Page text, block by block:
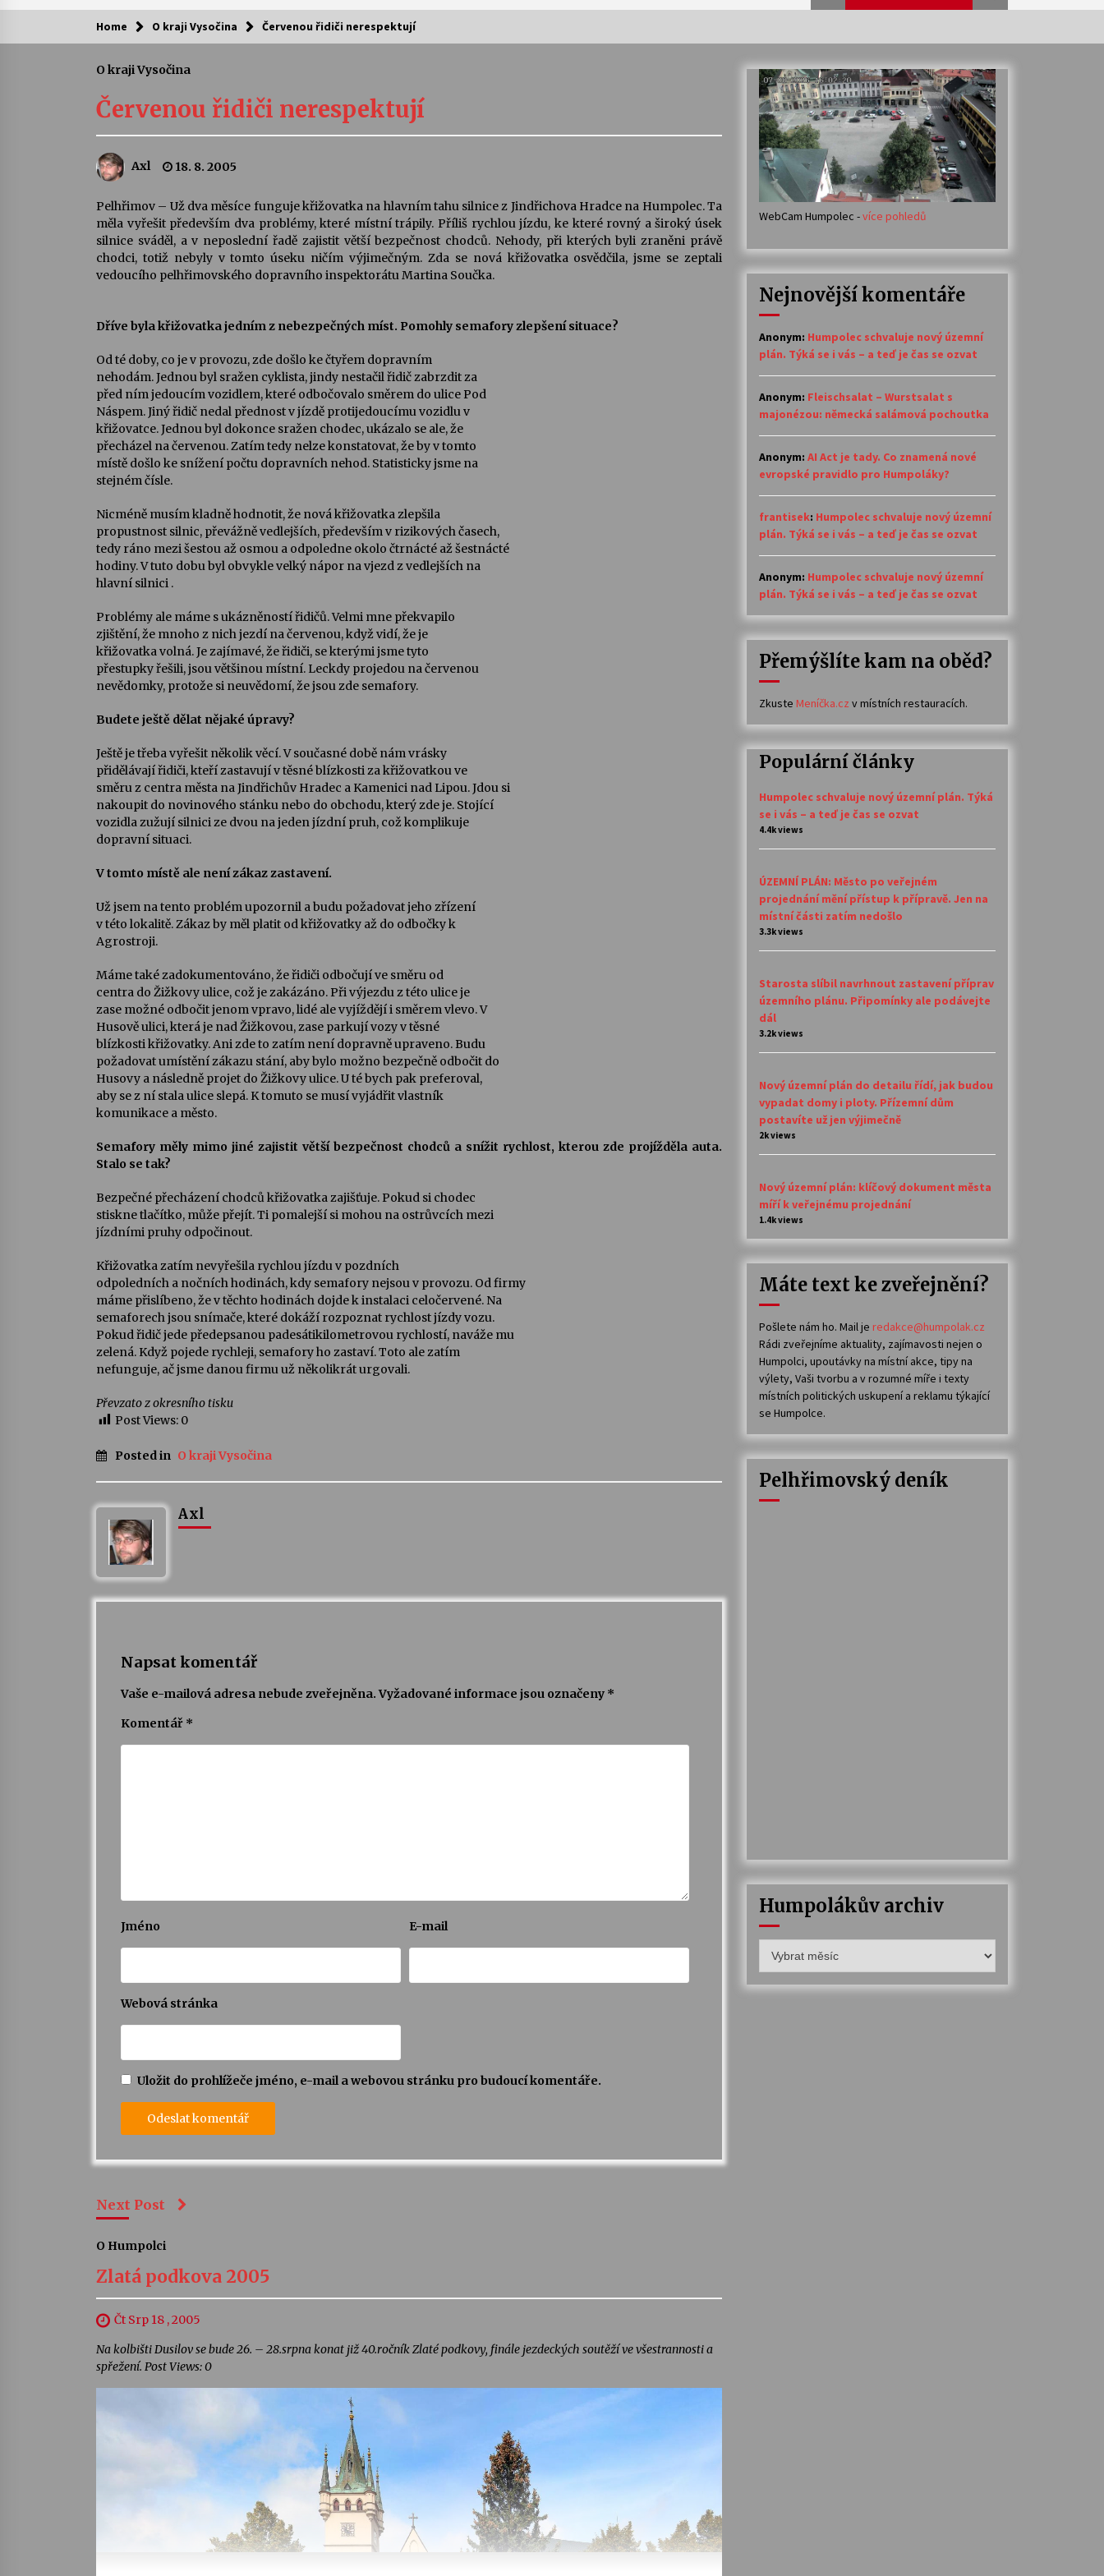
Kam za kulturou?
Camerata a Sukuba Ensemble
4. 8. 2026
Veselí muzikanti
30. 7. 2026
Pozvánka na integrační festival
Quijotova šedesátka: 28. 7.–1. 8.
28. 7. 2026
Votavžatský ploty
23. 7. 2026
Letní koncerty ve Stromovce: Rufus
Miller
22. 7. 2026
Vysočinka
17. 7. 2026 14. 7. 2026
Želivě ožije odkaz Josefa Čapka
Klášteře Želiv
30. 6. 2026
Home O kraji Vysočina Červenou řidiči nerespektují
O kraji Vysočina
Červenou řidiči nerespektují
Axl 18. 8. 2005
Pelhřimov – Už dva měsíce funguje křižovatka na hlavním tahu silnice z Jindřichova Hradce na Humpolec. Ta
měla vyřešit především dva problémy, které místní trápily. Příliš rychlou jízdu, ke které rovný a široký úsek
silnice sváděl, a v neposlední řadě zajistit větší bezpečnost chodců. Nehody, při kterých byli zraněni právě
chodci, totiž nebyly v tomto úseku ničím výjimečným. Zda se nová křižovatka osvědčila, jsme se zeptali
vedoucího pelhřimovského dopravního inspektorátu Martina Součka.
Dříve byla křižovatka jedním z nebezpečných míst. Pomohly semafory zlepšení situace?
Od té doby, co je v provozu, zde došlo ke čtyřem dopravním
nehodám. Jednou byl sražen cyklista, jindy nestačil řidič zabrzdit za
před ním jedoucím vozidlem, které odbočovalo směrem do ulice Pod
Náspem. Jiný řidič nedal přednost v jízdě protijedoucímu vozidlu v
křižovatce. Jednou byl dokonce sražen chodec, ukázalo se ale, že
přecházel na červenou. Zatím tedy nelze konstatovat, že by v tomto
místě došlo ke snížení počtu dopravních nehod. Statisticky jsme na
stejném čísle.
Nicméně musím kladně hodnotit, že nová křižovatka zlepšila
propustnost silnic, převážně vedlejších, především v rizikových časech,
tedy ráno mezi šestou až osmou a odpoledne okolo čtrnácté až šestnácté
hodiny. V tuto dobu byl obvykle velký nápor na vjezd z vedlejších na
hlavní silnici .
Problémy ale máme s ukázněností řidičů. Velmi mne překvapilo
zjištění, že mnoho z nich jezdí na červenou, když vidí, že je
křižovatka volná. Je zajímavé, že řidiči, se kterými jsme tyto
přestupky řešili, jsou většinou místní. Leckdy projedou na červenou
nevědomky, protože si neuvědomí, že jsou zde semafory.
Budete ještě dělat nějaké úpravy?
Ještě je třeba vyřešit několik věcí. V současné době nám vrásky
přidělávají řidiči, kteří zastavují v těsné blízkosti za křižovatkou ve
směru z centra města na Jindřichův Hradec a Kamenici nad Lipou. Jdou si
nakoupit do novinového stánku nebo do obchodu, který zde je. Stojící
vozidla zužují silnici ze dvou na jeden jízdní pruh, což komplikuje
dopravní situaci.
V tomto místě ale není zákaz zastavení.
Už jsem na tento problém upozornil a budu požadovat jeho zřízení
v této lokalitě. Zákaz by měl platit od křižovatky až do odbočky k
Agrostroji.
Máme také zadokumentováno, že řidiči odbočují ve směru od
centra do Žižkovy ulice, což je zakázáno. Při výjezdu z této ulice je
zase možné odbočit jenom vpravo, lidé ale vyjíždějí i směrem vlevo. V
Husově ulici, která je nad Žižkovou, zase parkují vozy v těsné
blízkosti křižovatky. Ani zde to zatím není dopravně upraveno. Budu
požadovat umístění zákazu stání, aby bylo možno bezpečně odbočit do
Husovy a následně projet do Žižkovy ulice. U té bych pak preferoval,
aby se z ní stala ulice slepá. K tomuto se musí vyjádřit vlastník
komunikace a město.
Semafory měly mimo jiné zajistit větší bezpečnost chodců a snížit rychlost, kterou zde projížděla auta.
Stalo se tak?
Bezpečné přecházení chodců křižovatka zajišťuje. Pokud si chodec
stiskne tlačítko, může přejít. Ti pomalejší si mohou na ostrůvcích mezi
jízdními pruhy odpočinout.
Křižovatka zatím nevyřešila rychlou jízdu v pozdních
odpoledních a nočních hodinách, kdy semafory nejsou v provozu. Od firmy
máme přislíbeno, že v těchto hodinách dojde k instalaci celočervené. Na
semaforech jsou snímače, které dokáží rozpoznat rychlost jízdy vozu.
Pokud řidič jede předepsanou padesátikilometrovou rychlostí, naváže mu
zelená. Když pojede rychleji, semafory ho zastaví. Toto ale zatím
nefunguje, ač jsme danou firmu už několikrát urgovali.
Převzato z okresního tisku
Post Views: 0
Posted in O kraji Vysočina
Axl
Napsat komentář
Vaše e-mailová adresa nebude zveřejněna. Vyžadované informace jsou označeny *
Komentář *
Jméno E-mail
Webová stránka
Uložit do prohlížeče jméno, e-mail a webovou stránku pro budoucí komentáře.
Next Post
O Humpolci
Zlatá podkova 2005
Čt Srp 18 , 2005
Na kolbišti Dusilov se bude 26. – 28.srpna konat již 40.ročník Zlaté podkovy, finále jezdeckých soutěží ve všestrannosti a
spřežení. Post Views: 0
WebCam Humpolec -více pohledů
Nejnovější komentáře
Anonym: Humpolec schvaluje nový územní
plán. Týká se i vás – a teď je čas se ozvat
Anonym: Fleischsalat – Wurstsalat s
majonézou: německá salámová pochoutka
Anonym: AI Act je tady. Co znamená nové
evropské pravidlo pro Humpoláky?
frantisek: Humpolec schvaluje nový územní
plán. Týká se i vás – a teď je čas se ozvat
Anonym: Humpolec schvaluje nový územní
plán. Týká se i vás – a teď je čas se ozvat
Přemýšlíte kam na oběd?
Zkuste Meníčka.cz v místních restauracích.
Populární články
Humpolec schvaluje nový územní plán. Týká
se i vás – a teď je čas se ozvat
4.4k views
ÚZEMNÍ PLÁN: Město po veřejném
projednání mění přístup k přípravě. Jen na
místní části zatím nedošlo
3.3k views
Starosta slíbil navrhnout zastavení příprav
územního plánu. Připomínky ale podávejte
dál
3.2k views
Nový územní plán do detailu řídí, jak budou
vypadat domy i ploty. Přízemní dům
postavíte už jen výjimečně
2k views
Nový územní plán: klíčový dokument města
míří k veřejnému projednání
1.4k views
Máte text ke zveřejnění?
Pošlete nám ho. Mail je redakce@humpolak.cz
Rádi zveřejníme aktuality, zajímavosti nejen o
Humpolci, upoutávky na místní akce, tipy na
výlety, Vaši tvorbu a v rozumné míře i texty
místních politických uskupení a reklamu týkající
se Humpolce.
Pelhřimovský deník
Humpolákův archiv
archiv